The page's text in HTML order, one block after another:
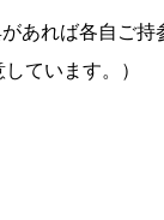
あれば各自ご持
ています。）